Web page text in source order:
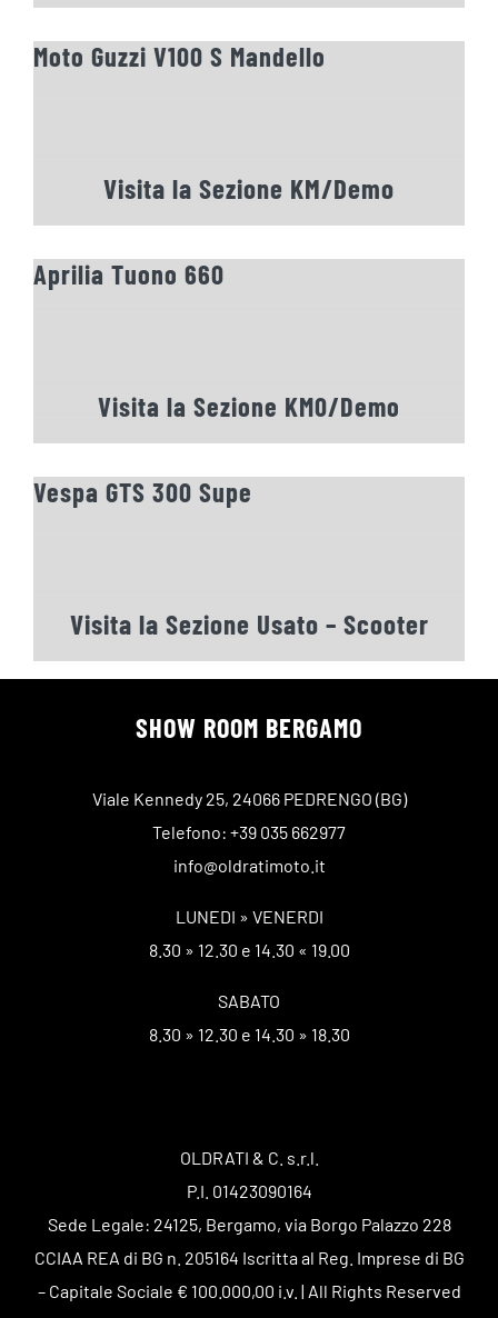
Moto Guzzi V100 S Mandello
Visita la Sezione KM/Demo
Aprilia Tuono 660
Visita la Sezione KM0/Demo
Vespa GTS 300 Supe
Visita la Sezione Usato – Scooter
SHOW ROOM BERGAMO
Viale Kennedy 25, 24066 PEDRENGO (BG)
Telefono: +39 035 662977
info@oldratimoto.it
LUNEDI » VENERDI
8.30 » 12.30 e 14.30 « 19.00
SABATO
8.30 » 12.30 e 14.30 » 18.30
OLDRATI & C. s.r.l.
P.I. 01423090164
Sede Legale: 24125, Bergamo, via Borgo Palazzo 228
CCIAA REA di BG n. 205164 Iscritta al Reg. Imprese di BG
– Capitale Sociale € 100.000,00 i.v. | All Rights Reserved